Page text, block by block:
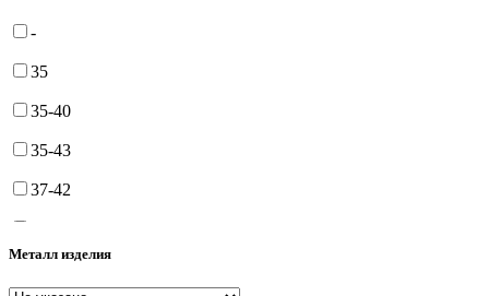
-
35
35-40
35-43
37-42
Металл изделия